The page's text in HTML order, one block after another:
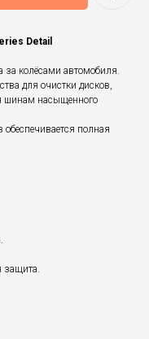
Detail
за колёсами автомобиля.
для очистки дисков,
шинам насыщенного
полная
защита.